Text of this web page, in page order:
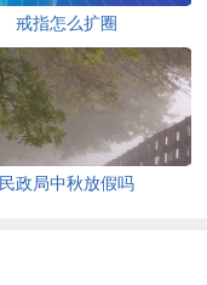
戒指怎么扩圈
民政局中秋放假吗